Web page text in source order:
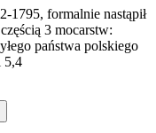
formalnie nastąpił
3 mocarstw:
państwa polskiego
5,4